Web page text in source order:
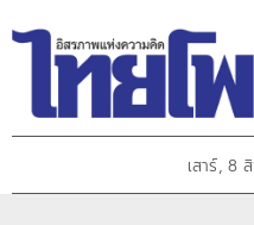
เสาร์, 8